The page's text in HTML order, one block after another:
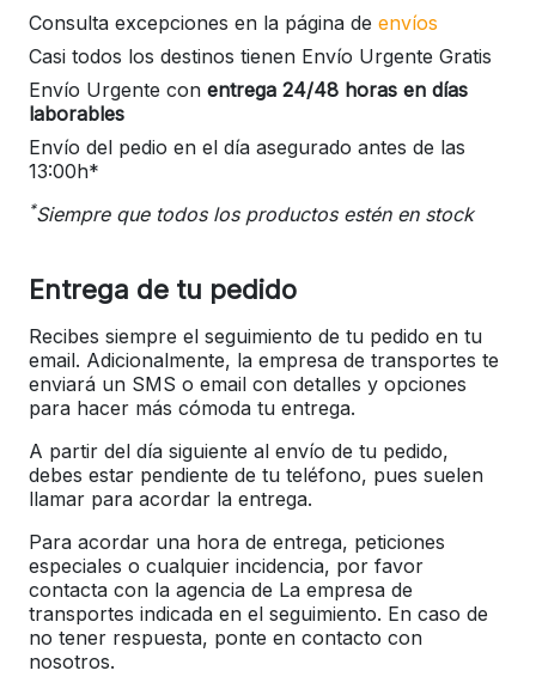
Consulta excepciones en la página de envíos
Casi todos los destinos tienen Envío Urgente Gratis
Envío Urgente con entrega 24/48 horas en días
laborables
Envío del pedio en el día asegurado antes de las
13:00h*
*Siempre que todos los productos estén en stock
Entrega de tu pedido
Recibes siempre el seguimiento de tu pedido en tu
email. Adicionalmente, la empresa de transportes te
enviará un SMS o email con detalles y opciones
para hacer más cómoda tu entrega.
A partir del día siguiente al envío de tu pedido,
debes estar pendiente de tu teléfono, pues suelen
llamar para acordar la entrega.
Para acordar una hora de entrega, peticiones
especiales o cualquier incidencia, por favor
contacta con la agencia de La empresa de
transportes indicada en el seguimiento. En caso de
no tener respuesta, ponte en contacto con
nosotros.